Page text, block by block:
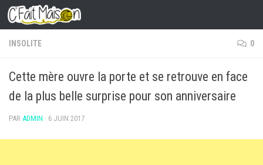
Skip to content
INSOLITE 0
Cette mère ouvre la porte et se retrouve en face
de la plus belle surprise pour son anniversaire
PAR ADMIN · 6 JUIN 2017